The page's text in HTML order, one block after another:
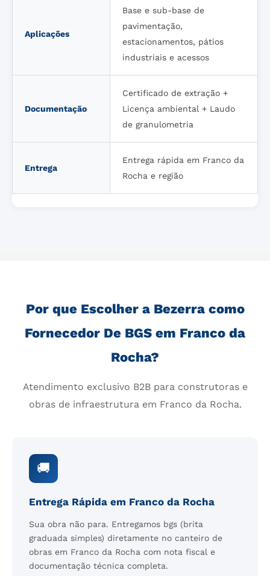
Aplicações
Base e sub-base de
pavimentação,
estacionamentos, pátios
industriais e acessos
Documentação
Certificado de extração +
Licença ambiental + Laudo
de granulometria
Entrega
Entrega rápida em Franco da
Rocha e região
Por que Escolher a Bezerra como
Fornecedor De BGS em Franco da
Rocha?
Atendimento exclusivo B2B para construtoras e
obras de infraestrutura em Franco da Rocha.
🚚
Entrega Rápida em Franco da Rocha
Sua obra não para. Entregamos bgs (brita
graduada simples) diretamente no canteiro de
obras em Franco da Rocha com nota fiscal e
documentação técnica completa.